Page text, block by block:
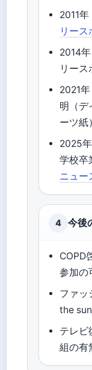
2011
リース
2014
リー
2021
明（デ
ーツ紙
2025
学校卒
ニュー
4 今後
COPD
参加の
ファッ
the
テレビ
組の有